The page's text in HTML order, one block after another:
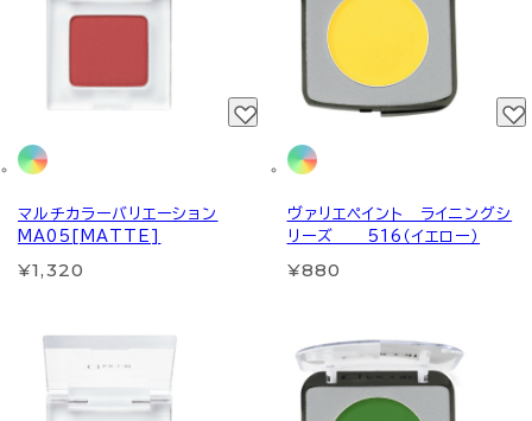
マルチカラーバリエーション
MA05[MATTE]
¥1,320
ヴァリエペイント ライニングシ
リーズ 516（イエロー）
¥880